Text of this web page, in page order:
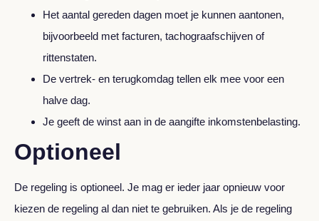
Het aantal gereden dagen moet je kunnen aantonen,
bijvoorbeeld met facturen, tachograafschijven of
rittenstaten.
De vertrek- en terugkomdag tellen elk mee voor een
halve dag.
Je geeft de winst aan in de aangifte inkomstenbelasting.
Optioneel
De regeling is optioneel. Je mag er ieder jaar opnieuw voor
kiezen de regeling al dan niet te gebruiken. Als je de regeling